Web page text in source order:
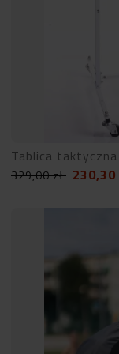
Tablica
329,00zł 230,30